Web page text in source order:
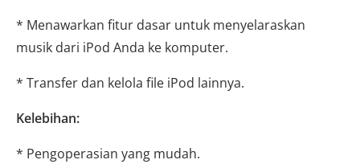
* Menawarkan fitur dasar untuk menyelaraskan
musik dari iPod Anda ke komputer.
* Transfer dan kelola file iPod lainnya.
Kelebihan:
* Pengoperasian yang mudah.